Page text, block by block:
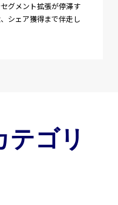
グメント拡張が停滞す
シェア獲得まで伴走し
テゴリ